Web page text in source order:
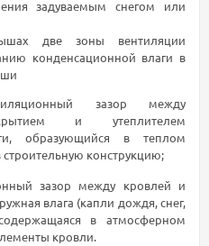
задуваемым снегом или
две зоны вентиляции
конденсационной влаги в
зазор между
и утеплителем
образующийся в теплом
конструкцию;
зазор между кровлей и
влага (капли дождя, снег,
в атмосферном
кровли.